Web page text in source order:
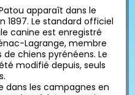
apparaît dans le
1897. Le standard officiel
canine est enregistré
Lagrange, membre
chiens pyrénéens. Le
modifié depuis, seuls
dans les campagnes en